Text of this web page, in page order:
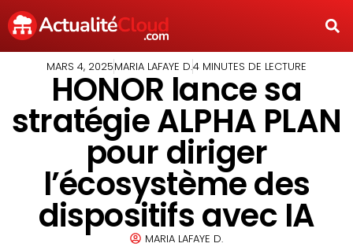
MARS 4, 2025MARIA LAFAYE D.4 MINUTES DE LECTURE
HONOR lance sa
stratégie ALPHA PLAN
pour diriger
l’écosystème des
dispositifs avec IA
MARIA LAFAYE D.